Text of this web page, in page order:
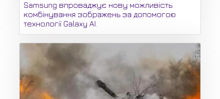
Samsung впроваджує нову можливість
комбінування зображень за допомогою
технології Galaxy AI.